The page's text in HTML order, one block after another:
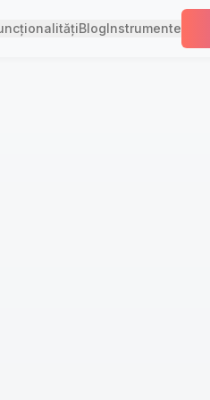
BlogInstrumente